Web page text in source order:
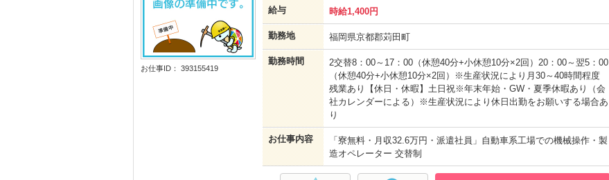
お仕事ID： 393155419
給与 時給1,400円
勤務地 福岡県京都郡苅田町
勤務時間
2交替8：00～17：00（休憩40分+小休憩10分×2回）20：00～翌5：00
（休憩40分+小休憩10分×2回）※生産状況により月30～40時間程度
残業あり【休日・休暇】土日祝※年末年始・GW・夏季休暇あり（会
社カレンダーによる）※生産状況により休日出勤をお願いする場合あ
り
お仕事内容
「寮無料・月収32.6万円・派遣社員」自動車系工場での機械操作・製
造オペレーター 交替制